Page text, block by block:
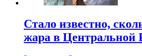
Стало известно,
жара в Центральной